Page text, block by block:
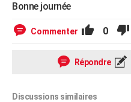
Bonne journée
Commenter 0
Répondre
Discussions similaires